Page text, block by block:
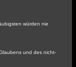
würden nie
und des nicht-